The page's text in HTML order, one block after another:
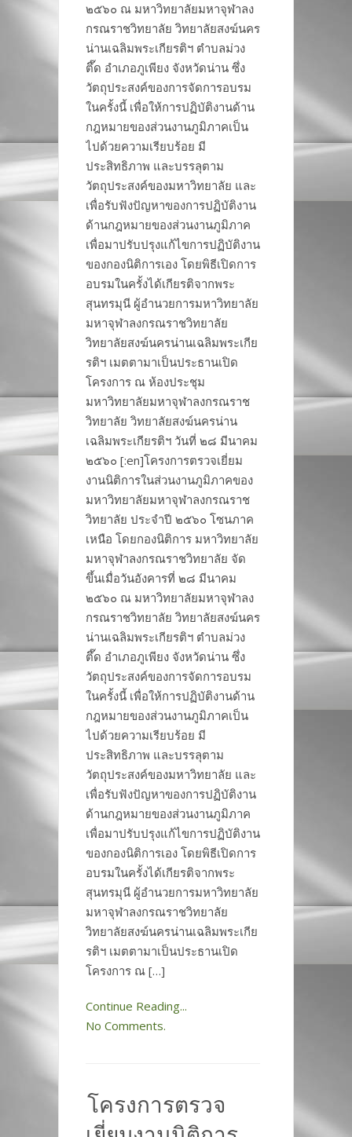
๒๕๖๐ ณ มหาวิทยาลัยมหาจุฬาลง
กรณราชวิทยาลัย วิทยาลัยสงฆ์นคร
น่านเฉลิมพระเกียรติฯ ตำบลม่วง
ตึ๊ด อำเภอภูเพียง จังหวัดน่าน ซึ่ง
วัตถุประสงค์ของการจัดการอบรม
ในครั้งนี้ เพื่อให้การปฏิบัติงานด้าน
กฎหมายของส่วนงานภูมิภาคเป็น
ไปด้วยความเรียบร้อย มี
ประสิทธิภาพ และบรรลุตาม
วัตถุประสงค์ของมหาวิทยาลัย และ
เพื่อรับฟังปัญหาของการปฏิบัติงาน
ด้านกฎหมายของส่วนงานภูมิภาค
เพื่อมาปรับปรุงแก้ไขการปฏิบัติงาน
ของกองนิติการเอง โดยพิธีเปิดการ
อบรมในครั้งได้เกียรติจากพระ
สุนทรมุนี ผู้อำนวยการมหาวิทยาลัย
มหาจุฬาลงกรณราชวิทยาลัย
วิทยาลัยสงฆ์นครน่านเฉลิมพระเกีย
รติฯ เมตตามาเป็นประธานเปิด
โครงการ ณ ห้องประชุม
มหาวิทยาลัยมหาจุฬาลงกรณราช
วิทยาลัย วิทยาลัยสงฆ์นครน่าน
เฉลิมพระเกียรติฯ วันที่ ๒๘ มีนาคม
๒๕๖๐ [:en]โครงการตรวจเยี่ยม
งานนิติการในส่วนงานภูมิภาคของ
มหาวิทยาลัยมหาจุฬาลงกรณราช
วิทยาลัย ประจำปี ๒๕๖๐ โซนภาค
เหนือ โดยกองนิติการ มหาวิทยาลัย
มหาจุฬาลงกรณราชวิทยาลัย จัด
ขึ้นเมื่อวันอังคารที่ ๒๘ มีนาคม
๒๕๖๐ ณ มหาวิทยาลัยมหาจุฬาลง
กรณราชวิทยาลัย วิทยาลัยสงฆ์นคร
น่านเฉลิมพระเกียรติฯ ตำบลม่วง
ตึ๊ด อำเภอภูเพียง จังหวัดน่าน ซึ่ง
วัตถุประสงค์ของการจัดการอบรม
ในครั้งนี้ เพื่อให้การปฏิบัติงานด้าน
กฎหมายของส่วนงานภูมิภาคเป็น
ไปด้วยความเรียบร้อย มี
ประสิทธิภาพ และบรรลุตาม
วัตถุประสงค์ของมหาวิทยาลัย และ
เพื่อรับฟังปัญหาของการปฏิบัติงาน
ด้านกฎหมายของส่วนงานภูมิภาค
เพื่อมาปรับปรุงแก้ไขการปฏิบัติงาน
ของกองนิติการเอง โดยพิธีเปิดการ
อบรมในครั้งได้เกียรติจากพระ
สุนทรมุนี ผู้อำนวยการมหาวิทยาลัย
มหาจุฬาลงกรณราชวิทยาลัย
วิทยาลัยสงฆ์นครน่านเฉลิมพระเกีย
รติฯ เมตตามาเป็นประธานเปิด
โครงการ ณ […]
Continue Reading...
No Comments.
โครงการตรวจ